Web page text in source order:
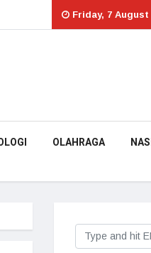
Friday, 7 August
OLAHRAGA